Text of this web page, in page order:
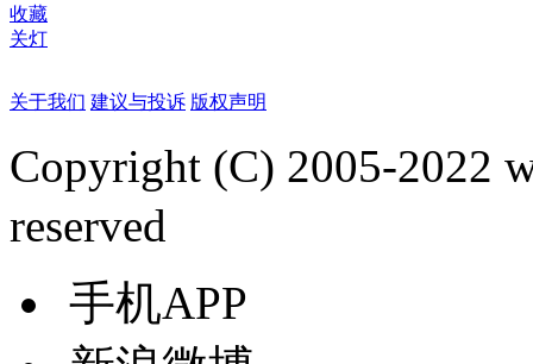
收藏
关灯
关于我们 建议与投诉 版权声明
Copyright (C) 2005-2022
reserved
手机APP